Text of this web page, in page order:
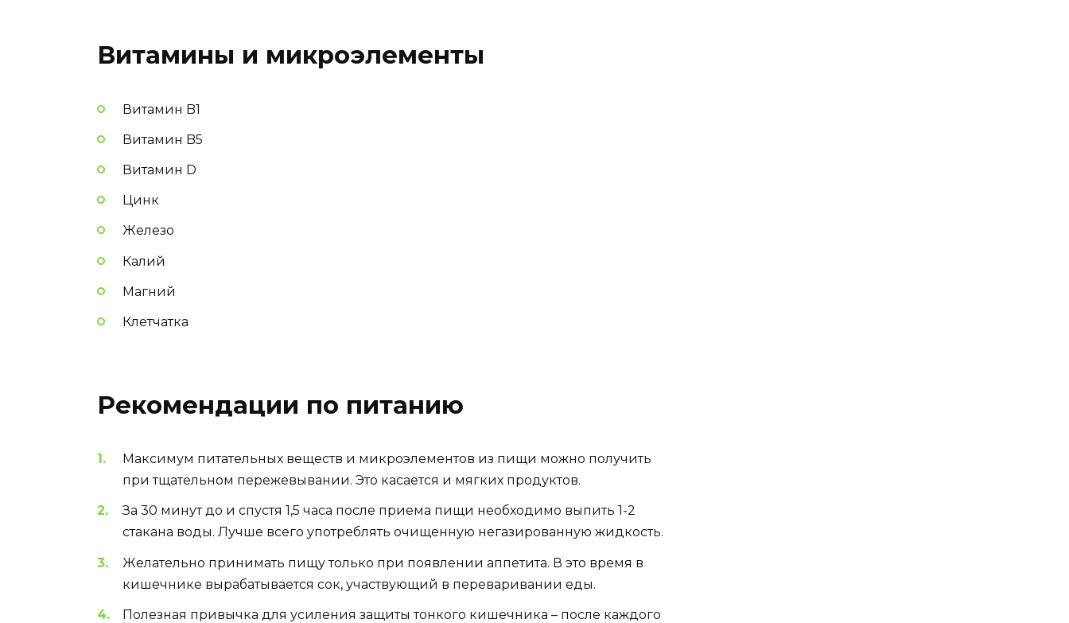
Витамины и микроэлементы
Витамин B1
Витамин B5
Витамин D
Цинк
Железо
Калий
Магний
Клетчатка
Рекомендации по питанию
Максимум питательных веществ и микроэлементов из пищи можно получить
при тщательном пережевывании. Это касается и мягких продуктов.
За 30 минут до и спустя 1,5 часа после приема пищи необходимо выпить 1-2
стакана воды. Лучше всего употреблять очищенную негазированную жидкость.
Желательно принимать пищу только при появлении аппетита. В это время в
кишечнике вырабатывается сок, участвующий в переваривании еды.
Полезная привычка для усиления защиты тонкого кишечника – после каждого